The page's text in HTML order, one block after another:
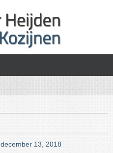
december 13, 2018